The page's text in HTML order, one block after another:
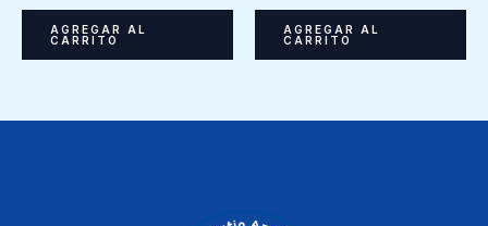
AGREGAR AL
CARRITO
AGREGAR AL
CARRITO